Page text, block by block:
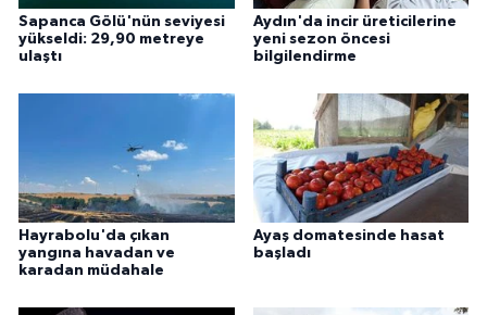
Sapanca Gölü'nün seviyesi
yükseldi: 29,90 metreye
ulaştı
Aydın'da incir üreticilerine
yeni sezon öncesi
bilgilendirme
Hayrabolu'da çıkan
yangına havadan ve
karadan müdahale
Ayaş domatesinde hasat
başladı